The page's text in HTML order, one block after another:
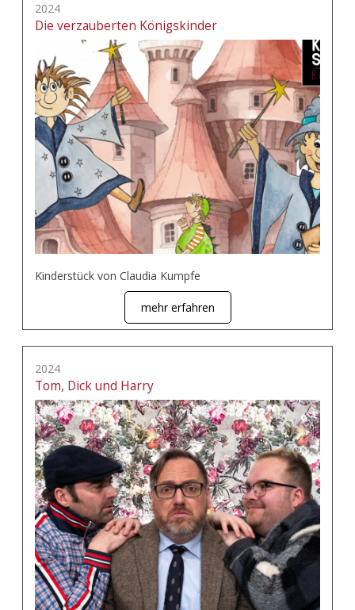
2024
Die verzauberten Königskinder
Kinderstück von Claudia Kumpfe
mehr erfahren
2024
Tom, Dick und Harry